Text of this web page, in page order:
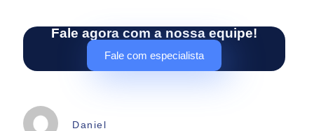
Fale agora com a nossa equipe!
Fale com especialista
Daniel